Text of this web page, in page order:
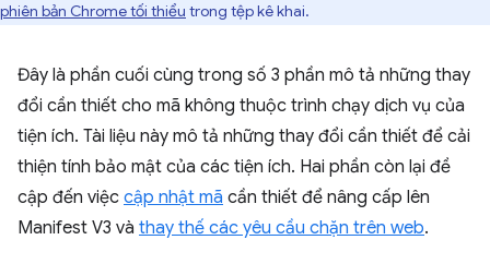
phiên bản Chrome tối thiểu trong tệp kê khai.
Đây là phần cuối cùng trong số 3 phần mô tả những thay
đổi cần thiết cho mã không thuộc trình chạy dịch vụ của
tiện ích. Tài liệu này mô tả những thay đổi cần thiết để cải
thiện tính bảo mật của các tiện ích. Hai phần còn lại đề
cập đến việc cập nhật mã cần thiết để nâng cấp lên
Manifest V3 và thay thế các yêu cầu chặn trên web.